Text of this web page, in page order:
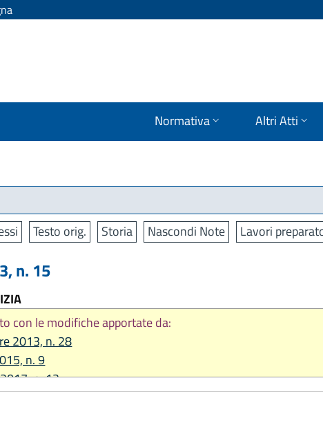
Normativa Altri Atti
Testo orig. Storia Nascondi Note Lavori
n. 15
con le modifiche apportate da:
2013, n. 28
n. 9
n. 12
2017, n. 24